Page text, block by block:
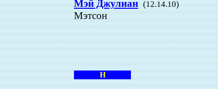
Мэй Джулиан (12.14.10)
Мэтсон
Н